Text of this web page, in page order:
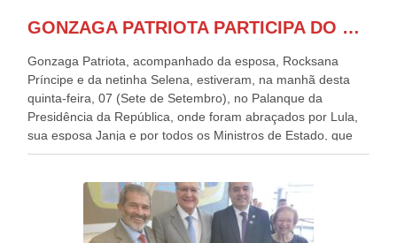
GONZAGA PATRIOTA PARTICIPA DO DESFILE DA INDEPENDÊNCIA NO PALANQUE DA PRESIDÊNCIA DA REPÚBLICA E É ABRAÇADO POR LULA E POR GERALDO ALCKMIN.
Gonzaga Patriota, acompanhado da esposa, Rocksana
Príncipe e da netinha Selena, estiveram, na manhã desta
quinta-feira, 07 (Sete de Setembro), no Palanque da
Presidência da República, onde foram abraçados por Lula,
sua esposa Janja e por todos os Ministros de Estado, que
estavam presentes, nos Desfiles da Independência da
outros desfiles, na Esplanada dos Ministérios, disse ter sido
o deste ano, o maior e o mais organizado de todos. “Há
quatro décadas, como Patriota até no nome, participo